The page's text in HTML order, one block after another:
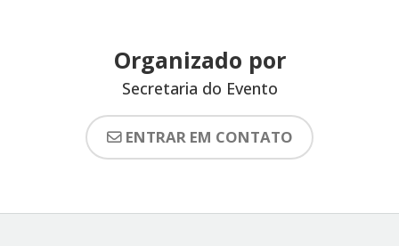
Organizado por
Secretaria do Evento
ENTRAR EM CONTATO